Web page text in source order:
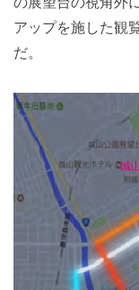
アップを施した観
だ。